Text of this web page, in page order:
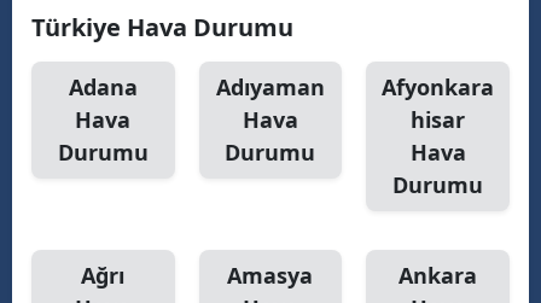
Van
Yozgat
Zonguldak
Aksaray
Türkiye Hava Durumu
Adana
Hava
Durumu
Adıyaman
Hava
Durumu
Afyonkara
hisar
Hava
Durumu
Ağrı
Amasya
Ankara